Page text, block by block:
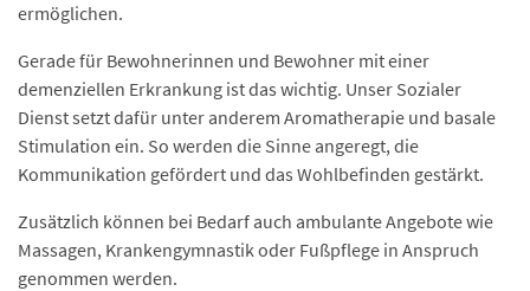
ermöglichen.
Gerade für Bewohnerinnen und Bewohner mit einer
demenziellen Erkrankung ist das wichtig. Unser Sozialer
Dienst setzt dafür unter anderem Aromatherapie und basale
Stimulation ein. So werden die Sinne angeregt, die
Kommunikation gefördert und das Wohlbefinden gestärkt.
Zusätzlich können bei Bedarf auch ambulante Angebote wie
Massagen, Krankengymnastik oder Fußpflege in Anspruch
genommen werden.